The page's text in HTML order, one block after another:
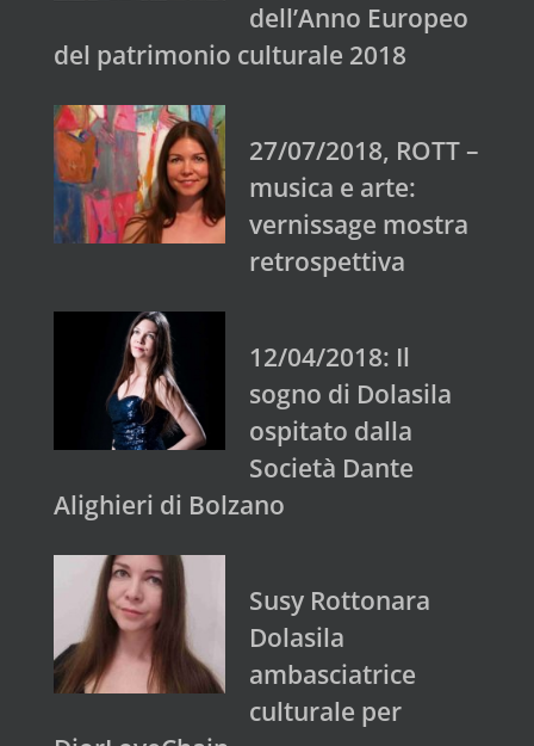
dell’Anno Europeo
del patrimonio culturale 2018
27/07/2018, ROTT –
musica e arte:
vernissage mostra
retrospettiva
12/04/2018: Il
sogno di Dolasila
ospitato dalla
Società Dante
Alighieri di Bolzano
Susy Rottonara
Dolasila
ambasciatrice
culturale per